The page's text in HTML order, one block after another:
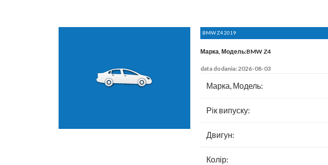
BMW Z4 2019
Марка, Модель:BMW Z4
data dodania: 2026-08-03
Марка, Модель:
Рік випуску:
Двигун:
Колір: